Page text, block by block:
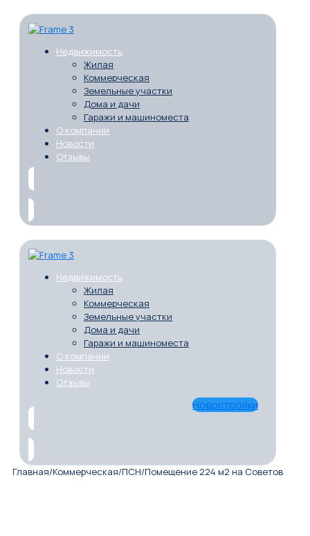
Недвижимость
Жилая
Коммерческая
Земельные участки
Дома и дачи
Гаражи и машиноместа
О компании
Новости
Отзывы
Недвижимость
Жилая
Коммерческая
Земельные участки
Дома и дачи
Гаражи и машиноместа
О компании
Новости
Отзывы
Новостройки
Главная/Коммерческая/ПСН/Помещение 224 м2 на Советов